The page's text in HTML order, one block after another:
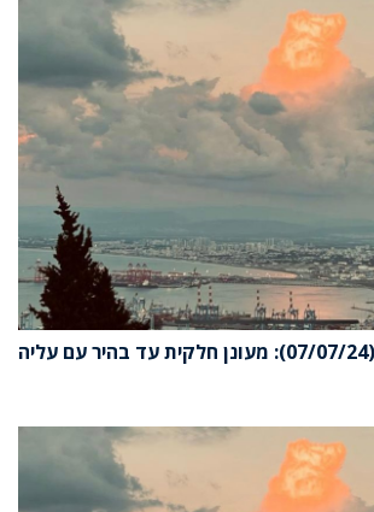
תחזית מזג האוויר(07/07/24): מעונן חלקית עד בהיר עם עליה